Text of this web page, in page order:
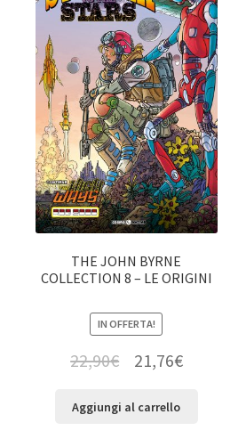
THE JOHN BYRNE
COLLECTION 8 – LE ORIGINI
IN OFFERTA!
22,90€ 21,76€
Aggiungi al carrello